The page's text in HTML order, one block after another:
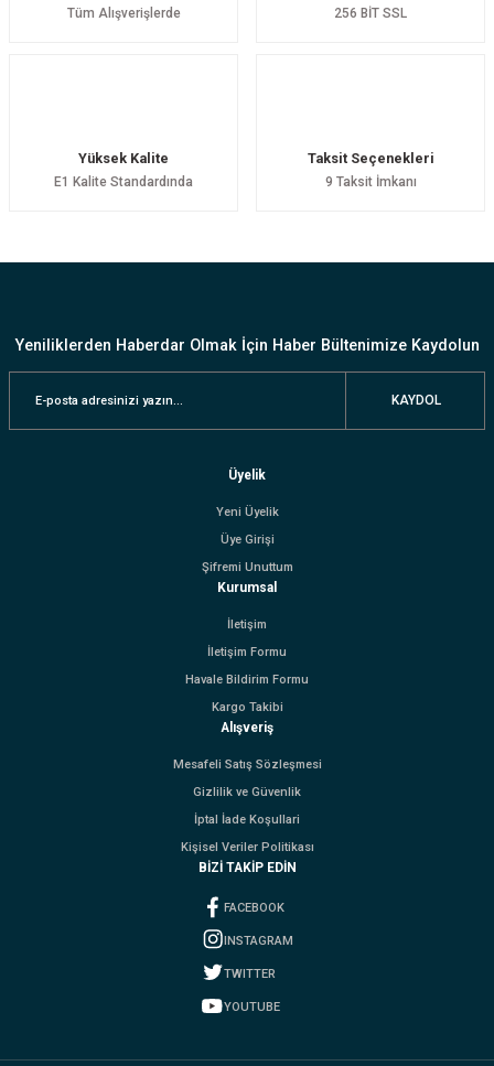
Tüm Alışverişlerde 256 BİT SSL
Yüksek Kalite
E1 Kalite Standardında
Taksit Seçenekleri
9 Taksit İmkanı
Yeniliklerden Haberdar Olmak İçin Haber Bültenimize Kaydolun
KAYDOL
Üyelik
Yeni Üyelik
Üye Girişi
Şifremi Unuttum
Kurumsal
İletişim
İletişim Formu
Havale Bildirim Formu
Kargo Takibi
Alışveriş
Mesafeli Satış Sözleşmesi
Gizlilik ve Güvenlik
İptal İade Koşullari
Kişisel Veriler Politikası
BİZİ TAKİP EDİN
FACEBOOK
INSTAGRAM
TWITTER
YOUTUBE